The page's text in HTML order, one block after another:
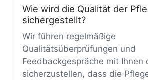
Wie wird die Qualität der
sichergestellt?
Wir führen regelmäßige
Qualitätsüberprüfungen und
Feedbackgespräche mit Ihnen
sicherzustellen, dass die